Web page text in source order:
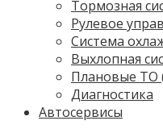
Тормозная
Рулевое
Система
Выхлопная
Плановые ТО
Диагностика
Автосервисы